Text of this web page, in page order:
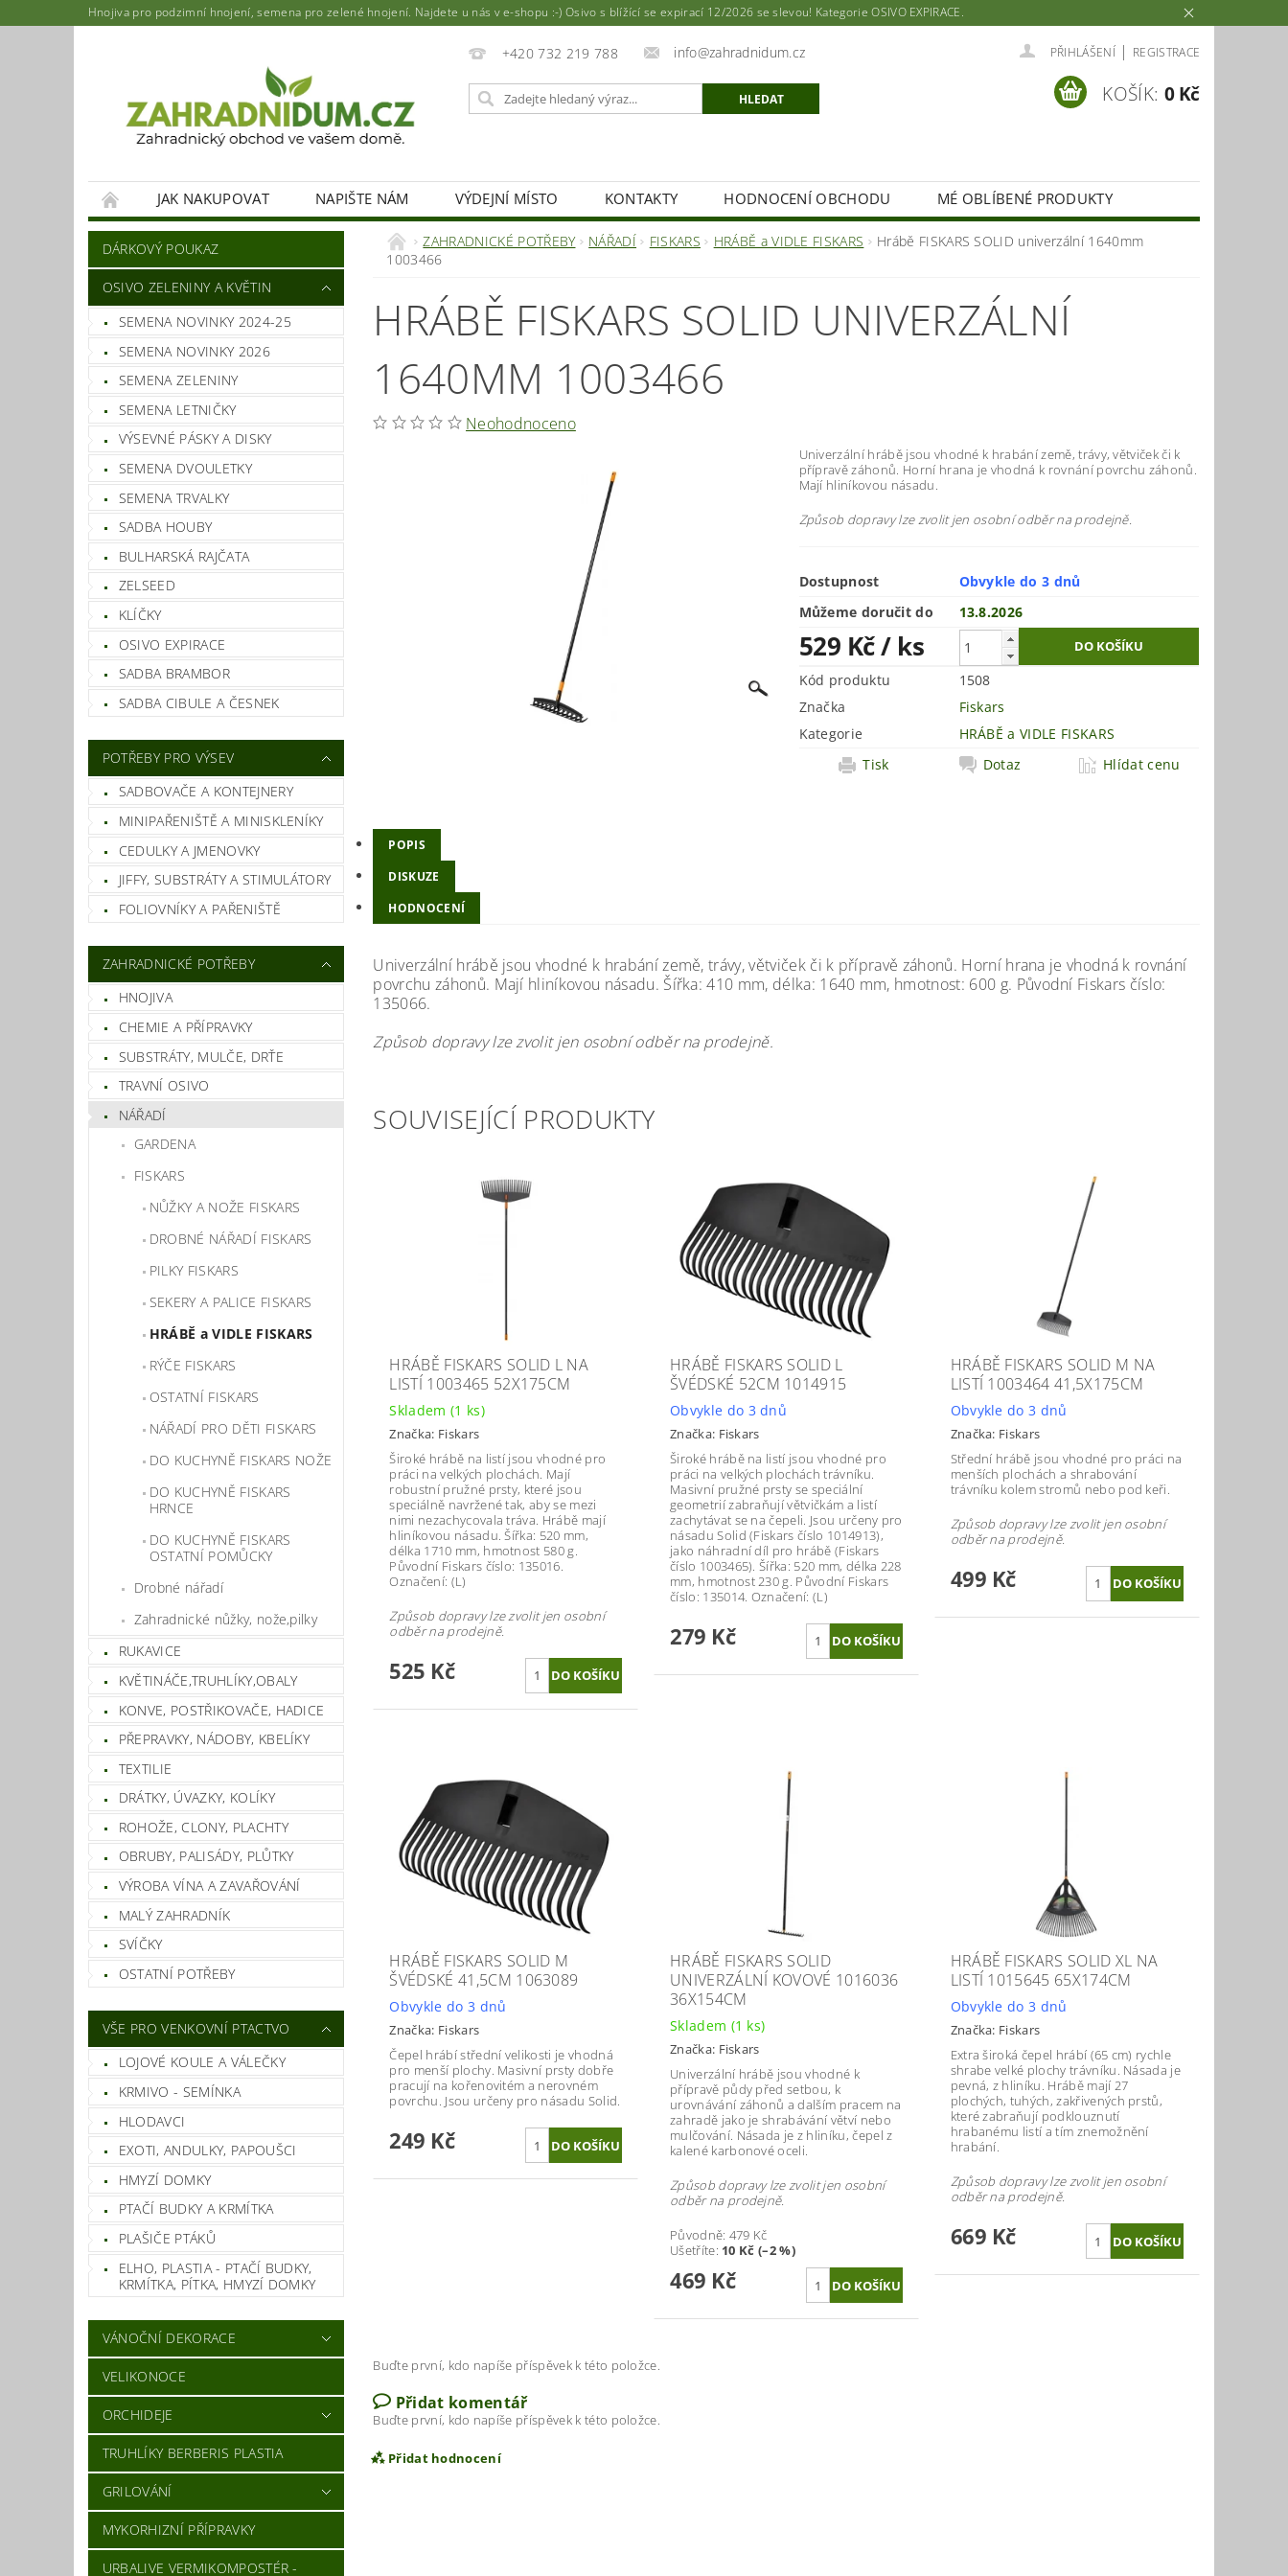
Hnojiva pro podzimní hnojení, semena pro zelené hnojení. Najdete u nás v e-shopu :-) Osivo s blížící se expirací 12/2026 se slevou! Kategorie OSIVO EXPIRACE.
+420 732 219 788 info@zahradnidum.cz PŘIHLÁŠENÍ | REGISTRACE
KOŠÍK: 0 Kč
JAK NAKUPOVAT NAPIŠTE NÁM VÝDEJNÍ MÍSTO KONTAKTY HODNOCENÍ OBCHODU MÉ OBLÍBENÉ PRODUKTY
DÁRKOVÝ POUKAZ
OSIVO ZELENINY A KVĚTIN
SEMENA NOVINKY 2024-25
SEMENA NOVINKY 2026
SEMENA ZELENINY
SEMENA LETNIČKY
VÝSEVNÉ PÁSKY A DISKY
SEMENA DVOULETKY
SEMENA TRVALKY
SADBA HOUBY
BULHARSKÁ RAJČATA
ZELSEED
KLÍČKY
OSIVO EXPIRACE
SADBA BRAMBOR
SADBA CIBULE A ČESNEK
POTŘEBY PRO VÝSEV
SADBOVAČE A KONTEJNERY
MINIPAŘENIŠTĚ A MINISKLENÍKY
CEDULKY A JMENOVKY
JIFFY, SUBSTRÁTY A STIMULÁTORY
FOLIOVNÍKY A PAŘENIŠTĚ
ZAHRADNICKÉ POTŘEBY
HNOJIVA
CHEMIE A PŘÍPRAVKY
SUBSTRÁTY, MULČE, DRŤE
TRAVNÍ OSIVO
NÁŘADÍ
GARDENA
FISKARS
NŮŽKY A NOŽE FISKARS
DROBNÉ NÁŘADÍ FISKARS
PILKY FISKARS
SEKERY A PALICE FISKARS
HRÁBĚ a VIDLE FISKARS
RÝČE FISKARS
OSTATNÍ FISKARS
NÁŘADÍ PRO DĚTI FISKARS
DO KUCHYNĚ FISKARS NOŽE
DO KUCHYNĚ FISKARS
HRNCE
DO KUCHYNĚ FISKARS
OSTATNÍ POMŮCKY
Drobné nářadí
Zahradnické nůžky, nože,pilky
RUKAVICE
KVĚTINÁČE,TRUHLÍKY,OBALY
KONVE, POSTŘIKOVAČE, HADICE
PŘEPRAVKY, NÁDOBY, KBELÍKY
TEXTILIE
DRÁTKY, ÚVAZKY, KOLÍKY
ROHOŽE, CLONY, PLACHTY
OBRUBY, PALISÁDY, PLŮTKY
VÝROBA VÍNA A ZAVAŘOVÁNÍ
MALÝ ZAHRADNÍK
SVÍČKY
OSTATNÍ POTŘEBY
VŠE PRO VENKOVNÍ PTACTVO
LOJOVÉ KOULE A VÁLEČKY
KRMIVO - SEMÍNKA
HLODAVCI
EXOTI, ANDULKY, PAPOUŠCI
HMYZÍ DOMKY
PTAČÍ BUDKY A KRMÍTKA
PLAŠIČE PTÁKŮ
ELHO, PLASTIA - PTAČÍ BUDKY,
KRMÍTKA, PÍTKA, HMYZÍ DOMKY
VÁNOČNÍ DEKORACE
VELIKONOCE
ORCHIDEJE
TRUHLÍKY BERBERIS PLASTIA
GRILOVÁNÍ
MYKORHIZNÍ PŘÍPRAVKY
URBALIVE VERMIKOMPOSTÉR -
ZAHRADNICKÉ POTŘEBY NÁŘADÍ FISKARS HRÁBĚ a VIDLE FISKARS
Hrábě FISKARS SOLID univerzální 1640mm
1003466
HRÁBĚ FISKARS SOLID UNIVERZÁLNÍ
1640MM 1003466
Neohodnoceno
Univerzální hrábě jsou vhodné k hrabání země, trávy, větviček či k
přípravě záhonů. Horní hrana je vhodná k rovnání povrchu záhonů.
Mají hliníkovou násadu.
Způsob dopravy lze zvolit jen osobní odběr na prodejně.
Dostupnost
Obvykle do 3 dnů
Můžeme doručit do
13.8.2026
529 Kč/ ks
Kód produktu
1508
Značka
Fiskars
Kategorie
HRÁBĚ a VIDLE FISKARS
Tisk
Dotaz Hlídat cenu
POPIS
DISKUZE
HODNOCENÍ
Univerzální hrábě jsou vhodné k hrabání země, trávy, větviček či k přípravě záhonů. Horní hrana je vhodná k rovnání
povrchu záhonů. Mají hliníkovou násadu. Šířka: 410 mm, délka: 1640 mm, hmotnost: 600 g. Původní Fiskars číslo:
135066.
Způsob dopravy lze zvolit jen osobní odběr na prodejně.
SOUVISEJÍCÍ PRODUKTY
HRÁBĚ FISKARS SOLID L NA
LISTÍ 1003465 52X175CM
Skladem (1 ks)
Značka: Fiskars
Široké hrábě na listí jsou vhodné pro
práci na velkých plochách. Mají
robustní pružné prsty, které jsou
speciálně navržené tak, aby se mezi
nimi nezachycovala tráva. Hrábě mají
hliníkovou násadu. Šířka: 520 mm,
délka 1710 mm, hmotnost 580 g.
Původní Fiskars číslo: 135016.
Označení: (L)
Způsob dopravy lze zvolit jen osobní
odběr na prodejně.
525 Kč
HRÁBĚ FISKARS SOLID L
ŠVÉDSKÉ 52CM 1014915
Obvykle do 3 dnů
Značka: Fiskars
Široké hrábě na listí jsou vhodné pro
práci na velkých plochách trávníku.
Masivní pružné prsty se speciální
geometrií zabraňují větvičkám a listí
zachytávat se na čepeli. Jsou určeny pro
násadu Solid (Fiskars číslo 1014913),
jako náhradní díl pro hrábě (Fiskars
číslo 1003465). Šířka: 520 mm, délka 228
mm, hmotnost 230 g. Původní Fiskars
číslo: 135014. Označení: (L)
279 Kč
HRÁBĚ FISKARS SOLID M NA
LISTÍ 1003464 41,5X175CM
Obvykle do 3 dnů
Značka: Fiskars
Střední hrábě jsou vhodné pro práci na
menších plochách a shrabování
trávníku kolem stromů nebo pod keři.
Způsob dopravy lze zvolit jen osobní
odběr na prodejně.
499 Kč
HRÁBĚ FISKARS SOLID M
ŠVÉDSKÉ 41,5CM 1063089
Obvykle do 3 dnů
Značka: Fiskars
Čepel hrábí střední velikosti je vhodná
pro menší plochy. Masivní prsty dobře
pracují na kořenovitém a nerovném
povrchu. Jsou určeny pro násadu Solid.
249 Kč
HRÁBĚ FISKARS SOLID
UNIVERZÁLNÍ KOVOVÉ 1016036
36X154CM
Skladem (1 ks)
Značka: Fiskars
Univerzální hrábě jsou vhodné k
přípravě půdy před setbou, k
urovnávání záhonů a dalším pracem na
zahradě jako je shrabávání větví nebo
mulčování. Násada je z hliníku, čepel z
kalené karbonové oceli.
Způsob dopravy lze zvolit jen osobní
odběr na prodejně.
Původně: 479 Kč
Ušetříte: 10 Kč (–2 %)
469 Kč
HRÁBĚ FISKARS SOLID XL NA
LISTÍ 1015645 65X174CM
Obvykle do 3 dnů
Značka: Fiskars
Extra široká čepel hrábí (65 cm) rychle
shrabe velké plochy trávníku. Násada je
pevná, z hliníku. Hrábě mají 27
plochých, tuhých, zakřivených prstů,
které zabraňují podklouznutí
hrabanému listí a tím znemožnění
hrabání.
Způsob dopravy lze zvolit jen osobní
odběr na prodejně.
669 Kč
Buďte první, kdo napíše příspěvek k této položce.
Přidat komentář
Buďte první, kdo napíše příspěvek k této položce.
Přidat hodnocení